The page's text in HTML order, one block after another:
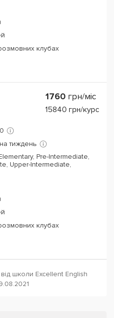
клубах
1760 грн/міс
15840 грн/курс
тиждень
Pre-Intermediate,
Upper-Intermediate,
клубах
школи Excellent English